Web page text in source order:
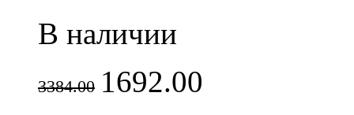
В наличии
3384.00 1692.00